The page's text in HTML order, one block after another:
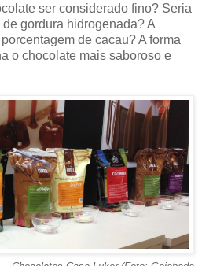
ser considerado fino? Seria
gordura hidrogenada? A
de cacau? A forma
o chocolate mais saboroso e